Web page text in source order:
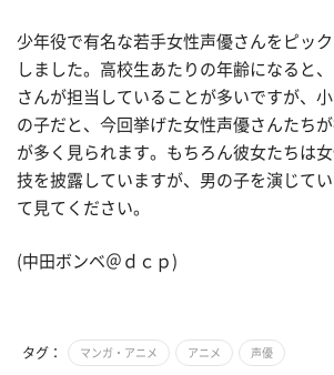
少年役で有名な若手女性声優さんをピッ
しました。高校生あたりの年齢になると
さんが担当していることが多いですが、
の子だと、今回挙げた女性声優さんたち
が多く見られます。もちろん彼女たちは
技を披露していますが、男の子を演じて
て見てください。
(中田ボンベ＠ｄｃｐ)
タグ： マンガ・アニメ アニメ 声優